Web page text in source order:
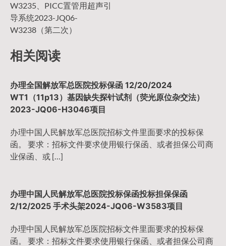
W3235、PICC置管用超声引
导系统2023-JQ06-
W3238（第二次）
相关阅读
办理全国解放军总医院投标保函 12/20/2024
WT1（11p13）基因缺失探针试剂（荧光原位杂交法）
2023-JQ06-H3046项目
办理中国人民解放军总医院招标文件里面要求的投标保
函。 要求：招标文件要求使用银行保函、或者担保公司商
业保函、或 […]
办理中国人民解放军总医院投标保函投标担保保函
2/12/2025 手术头架2024-JQ06-W3583项目
办理中国人民解放军总医院招标文件里面要求的投标保
函。 要求：招标文件要求使用银行保函、或者担保公司商